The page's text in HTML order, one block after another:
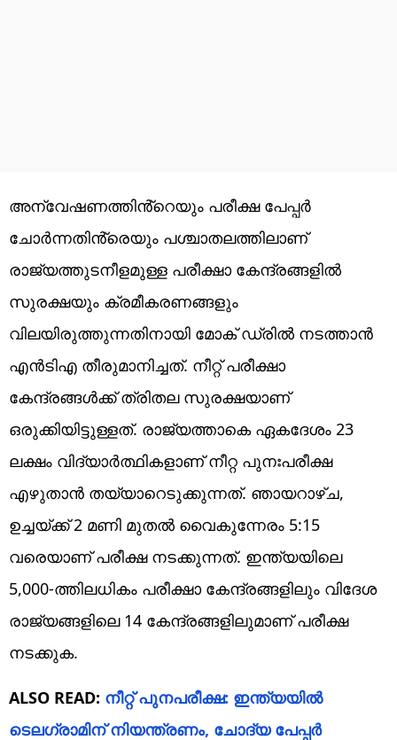
അന്വേഷണത്തിൻ്റെയും പരീക്ഷ പേപ്പർ
ചോർന്നതിൻ്രെയും പശ്ചാതലത്തിലാണ്
രാജ്യത്തുടനീളമുള്ള പരീക്ഷാ കേന്ദ്രങ്ങളിൽ
സുരക്ഷയും ക്രമീകരണങ്ങളും
വിലയിരുത്തുന്നതിനായി മോക് ഡ്രിൽ നടത്താൻ
എൻടിഎ തീരുമാനിച്ചത്. നീറ്റ് പരീക്ഷാ
കേന്ദ്രങ്ങൾക്ക് ത്രിതല സുരക്ഷയാണ്
ഒരുക്കിയിട്ടുള്ളത്. രാജ്യത്താകെ ഏകദേശം 23
ലക്ഷം വിദ്യാർത്ഥികളാണ് നീറ്റ പുനഃപരീക്ഷ
എഴുതാൻ തയ്യാറെടുക്കുന്നത്. ഞായറാഴ്ച,
ഉച്ചയ്ക്ക് 2 മണി മുതൽ വൈകുന്നേരം 5:15
വരെയാണ് പരീക്ഷ നടക്കുന്നത്. ഇന്ത്യയിലെ
5,000-ത്തിലധികം പരീക്ഷാ കേന്ദ്രങ്ങളിലും വിദേശ
രാജ്യങ്ങളിലെ 14 കേന്ദ്രങ്ങളിലുമാണ് പരീക്ഷ
നടക്കുക.
ALSO READ: നീറ്റ് പുനപരീക്ഷ: ഇന്ത്യയിൽ
ടെലഗ്രാമിന് നിയന്ത്രണം, ചോദ്യ പേപ്പർ